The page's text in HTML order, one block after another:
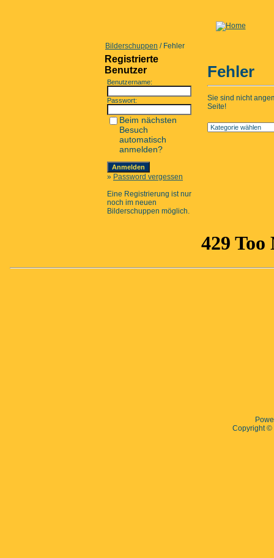
Bilderschuppen / Fehler
Registrierte
Benutzer
Benutzername:
Passwort:
Beim nächsten
Besuch
automatisch
anmelden?
» Password vergessen
Eine Registrierung ist nur
noch im neuen
Bilderschuppen möglich.
Fehler
Sie sind nicht
Seite!
Copyright